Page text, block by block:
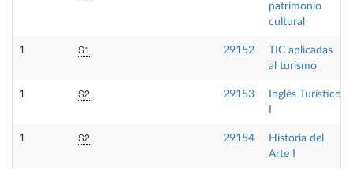
patrimonio
cultural
1 S1 29152
TIC aplicadas
al turismo
1 S2 29153
Inglés Turístico
1 S2 29154
Historia del
Arte I